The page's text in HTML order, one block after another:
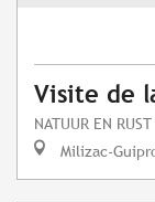
Visite de
NATUUR EN RUST
Milizac-